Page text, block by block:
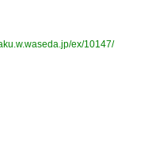
ex/10147/